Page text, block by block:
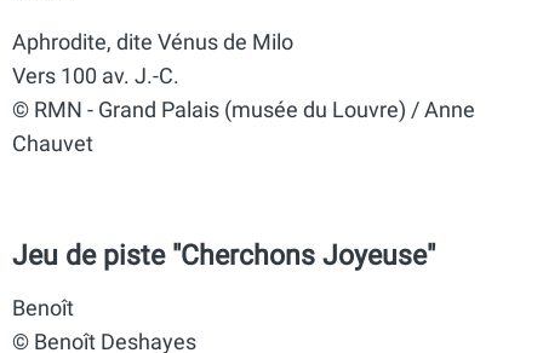
Aphrodite, dite Vénus de Milo
Vers 100 av. J.-C.
© RMN - Grand Palais (musée du Louvre) / Anne
Chauvet
Jeu de piste "Cherchons Joyeuse"
Benoît
© Benoît Deshayes